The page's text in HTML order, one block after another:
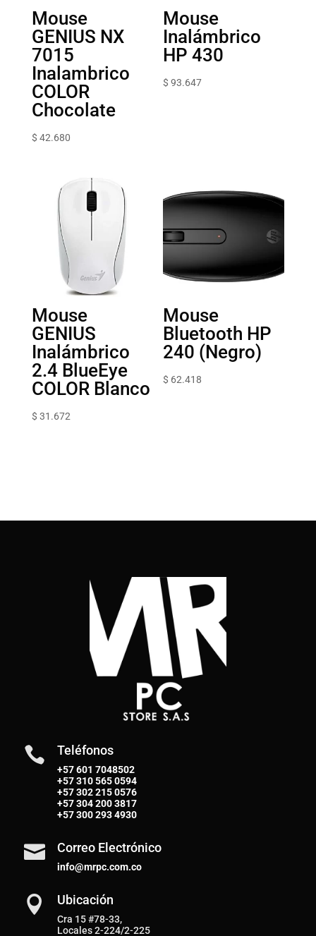
Mouse
GENIUS NX
7015
Inalambrico
COLOR
Chocolate
$ 42.680
Mouse
Inalámbrico
HP 430
$ 93.647
Mouse
GENIUS
Inalámbrico
2.4 BlueEye
COLOR Blanco
$ 31.672
Mouse
Bluetooth HP
240 (Negro)
$ 62.418
 Teléfonos
+57 601 7048502
+57310 565 0594
+57302 215 0576
+57304 200 3817
+57300 293 4930
 Correo Electrónico
info@mrpc.com.co
 Ubicación
Cra 15 #78-33,
Locales 2-224/2-225